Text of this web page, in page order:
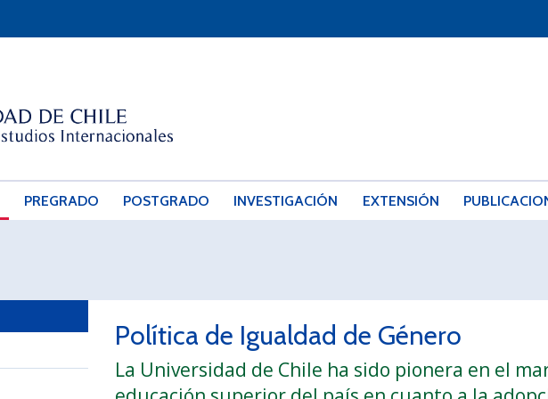
PREGRADO POSTGRADO INVESTIGACIÓN EXTENSIÓN
Política de Igualdad de Género
La Universidad de Chile ha sido pionera en el